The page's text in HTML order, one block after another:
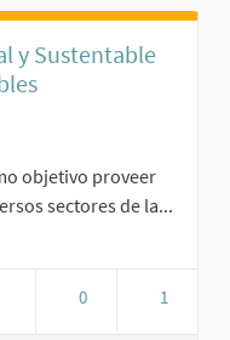
y Sustentable
objetivo proveer
sectores de la...
0 1